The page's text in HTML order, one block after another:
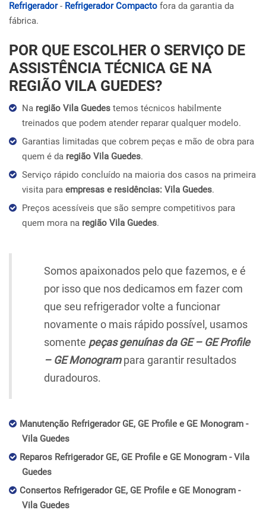
Refrigerador- Refrigerador Compacto fora da garantia da
fábrica.
POR QUE ESCOLHER O SERVIÇO DE
ASSISTÊNCIA TÉCNICA GE NA
REGIÃO VILA GUEDES?
Na região Vila Guedes temos técnicos habilmente
treinados que podem atender reparar qualquer modelo.
Garantias limitadas que cobrem peças e mão de obra para
quem é da região Vila Guedes.
Serviço rápido concluído na maioria dos casos na primeira
visita para empresas e residências: Vila Guedes.
Preços acessíveis que são sempre competitivos para
quem mora na região Vila Guedes.
Somos apaixonados pelo que fazemos, e é
por isso que nos dedicamos em fazer com
que seu refrigerador volte a funcionar
novamente o mais rápido possível, usamos
somente peças genuínas da GE – GE Profile
– GE Monogrampara garantir resultados
duradouros.
Manutenção Refrigerador GE, GE Profile e GE Monogram -
Vila Guedes
Reparos Refrigerador GE, GE Profile e GE Monogram - Vila
Guedes
Consertos Refrigerador GE, GE Profile e GE Monogram -
Vila Guedes